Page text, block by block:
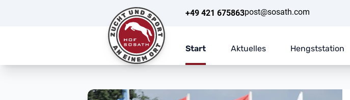
+49 421 675863post@sosath.com
Start Aktuelles Hengststation